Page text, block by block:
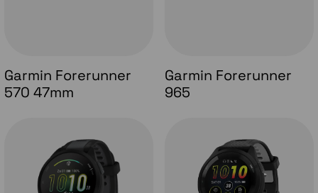
Garmin Forerunner
570 47mm
Garmin Forerunner
965